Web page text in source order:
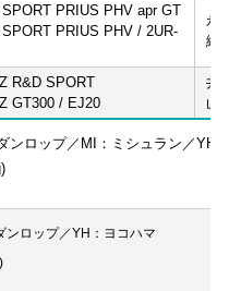
PRIUS PHV apr GT
PRIUS PHV / 2UR-
永
織
R&D SPORT
GT300 / EJ20
井
山
ンロップ／MI：ミシュラン／YH
ンロップ／YH：ヨコハマ